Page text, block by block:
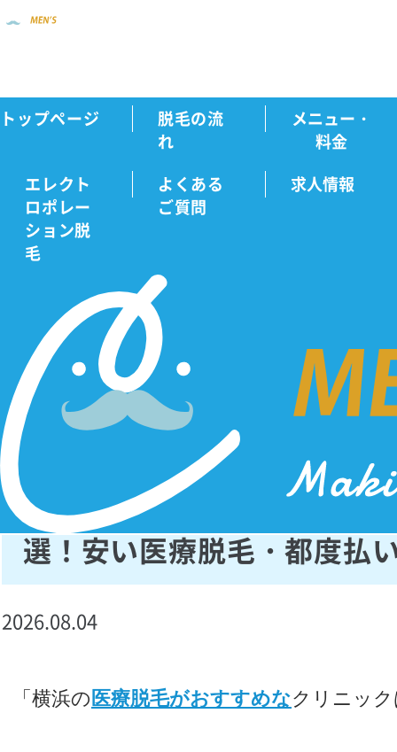
トップページ
脱毛の流
れ
メニュー・
料金
エレクト
ロポレー
ション脱
毛
よくある
ご質問
求人情報
Home 新着情報 横浜の医療脱毛クリニックおすす...
横浜の医療脱毛クリニック
選！安い医療脱毛・都度払
2026.08.04
「横浜の 医療脱毛がおすすめなクリニッ